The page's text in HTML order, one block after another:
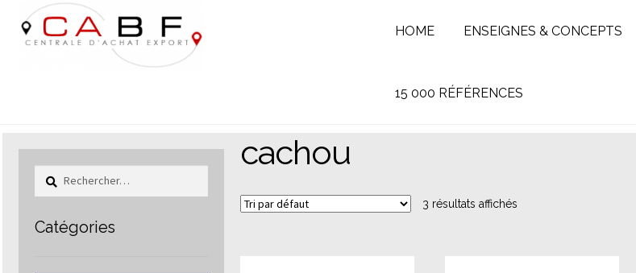
Aller
à
la
Aller
au
contenu
HOME ENSEIGNES & CONCEPTS
15 000 RÉFÉRENCES
cachou
3 résultats affichés
Rechercher :
Catégories